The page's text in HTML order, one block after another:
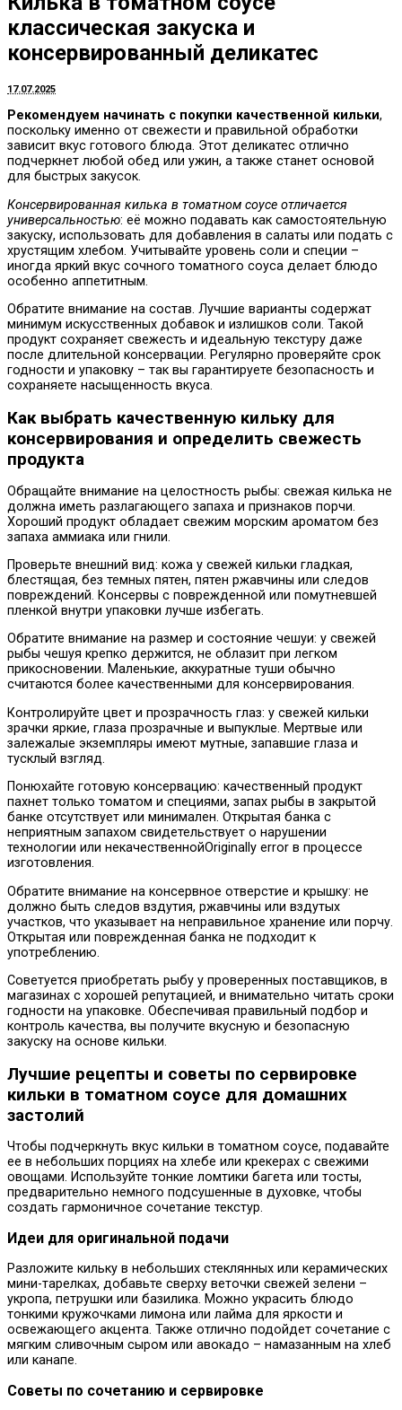
классическая закуска и
консервированный деликатес
17.07.2025
Рекомендуем начинать с покупки качественной кильки,
поскольку именно от свежести и правильной обработки
зависит вкус готового блюда. Этот деликатес отлично
подчеркнет любой обед или ужин, а также станет основой
для быстрых закусок.
Консервированная килька в томатном соусе отличается
универсальностью: её можно подавать как самостоятельную
закуску, использовать для добавления в салаты или подать с
хрустящим хлебом. Учитывайте уровень соли и специи –
иногда яркий вкус сочного томатного соуса делает блюдо
особенно аппетитным.
Обратите внимание на состав. Лучшие варианты содержат
минимум искусственных добавок и излишков соли. Такой
продукт сохраняет свежесть и идеальную текстуру даже
после длительной консервации. Регулярно проверяйте срок
годности и упаковку – так вы гарантируете безопасность и
сохраняете насыщенность вкуса.
Как выбрать качественную кильку для
консервирования и определить свежесть
продукта
Обращайте внимание на целостность рыбы: свежая килька не
должна иметь разлагающего запаха и признаков порчи.
Хороший продукт обладает свежим морским ароматом без
запаха аммиака или гнили.
Проверьте внешний вид: кожа у свежей кильки гладкая,
блестящая, без темных пятен, пятен ржавчины или следов
повреждений. Консервы с поврежденной или помутневшей
пленкой внутри упаковки лучше избегать.
Обратите внимание на размер и состояние чешуи: у свежей
рыбы чешуя крепко держится, не облазит при легком
прикосновении. Маленькие, аккуратные туши обычно
считаются более качественными для консервирования.
Контролируйте цвет и прозрачность глаз: у свежей кильки
зрачки яркие, глаза прозрачные и выпуклые. Мертвые или
залежалые экземпляры имеют мутные, запавшие глаза и
тусклый взгляд.
Понюхайте готовую консервацию: качественный продукт
пахнет только томатом и специями, запах рыбы в закрытой
банке отсутствует или минимален. Открытая банка с
неприятным запахом свидетельствует о нарушении
технологии или некачественнойOriginally error в процессе
изготовления.
Обратите внимание на консервное отверстие и крышку: не
должно быть следов вздутия, ржавчины или вздутых
участков, что указывает на неправильное хранение или порчу.
Открытая или поврежденная банка не подходит к
употреблению.
Советуется приобретать рыбу у проверенных поставщиков, в
магазинах с хорошей репутацией, и внимательно читать сроки
годности на упаковке. Обеспечивая правильный подбор и
контроль качества, вы получите вкусную и безопасную
закуску на основе кильки.
Лучшие рецепты и советы по сервировке
кильки в томатном соусе для домашних
застолий
Чтобы подчеркнуть вкус кильки в томатном соусе, подавайте
ее в небольших порциях на хлебе или крекерах с свежими
овощами. Используйте тонкие ломтики багета или тосты,
предварительно немного подсушенные в духовке, чтобы
создать гармоничное сочетание текстур.
Идеи для оригинальной подачи
Разложите кильку в небольших стеклянных или керамических
мини-тарелках, добавьте сверху веточки свежей зелени –
укропа, петрушки или базилика. Можно украсить блюдо
тонкими кружочками лимона или лайма для яркости и
освежающего акцента. Также отлично подойдет сочетание с
мягким сливочным сыром или авокадо – намазанным на хлеб
или канапе.
Советы по сочетанию и сервировке